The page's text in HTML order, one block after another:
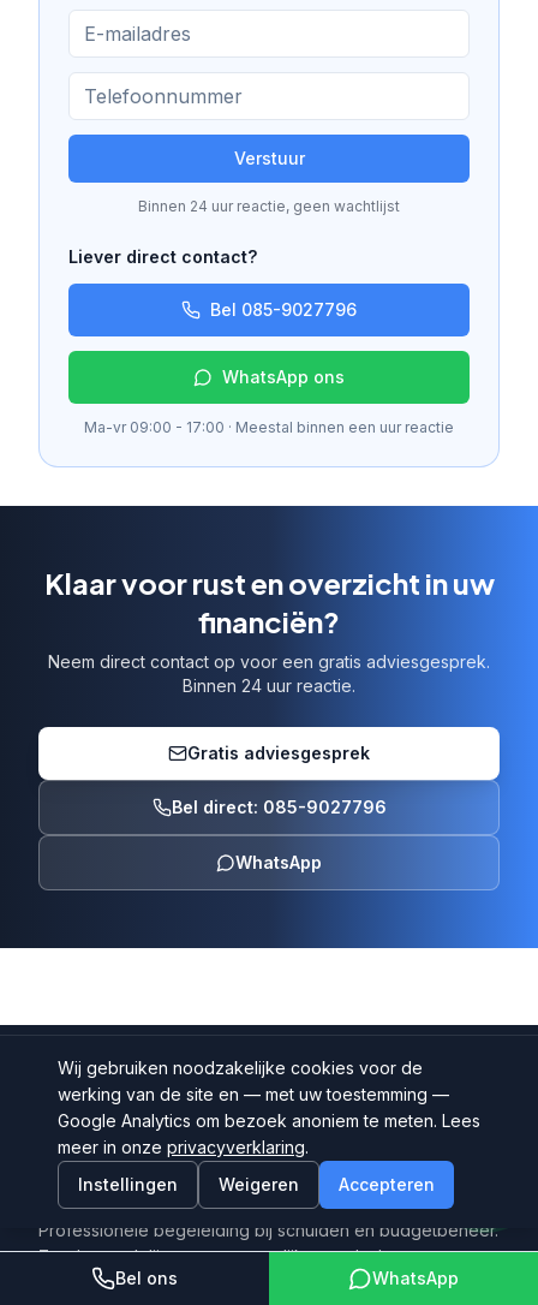
Verstuur
Binnen 24 uur reactie, geen wachtlijst
Liever direct contact?
Bel 085-9027796
WhatsApp ons
Ma-vr 09:00 - 17:00 · Meestal binnen een uur reactie
Klaar voor rust en overzicht in uw
financiën?
Neem direct contact op voor een gratis adviesgesprek.
Binnen 24 uur reactie.
Gratis adviesgesprek
Bel direct: 085-9027796
WhatsApp
Professionele begeleiding bij schulden en budgetbeheer.
Zonder wachtlijst, met persoonlijke aandacht.
Bel ons WhatsApp
Wij gebruiken noodzakelijke cookies voor de
werking van de site en — met uw toestemming —
Google Analytics om bezoek anoniem te meten. Lees
meer in onze privacyverklaring.
Instellingen
Weigeren Accepteren